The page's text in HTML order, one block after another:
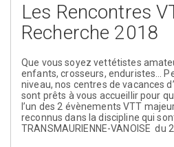
Les Rencontres
Recherche 2018
Que vous soyez vettétistes
enfants, crosseurs, enduristes…
niveau, nos centres de vacances
sont prêts à vous accueillir pour
l’un des 2 évènements VTT
reconnus dans la discipline qui
TRANSMAURIENNE-VANOISE du